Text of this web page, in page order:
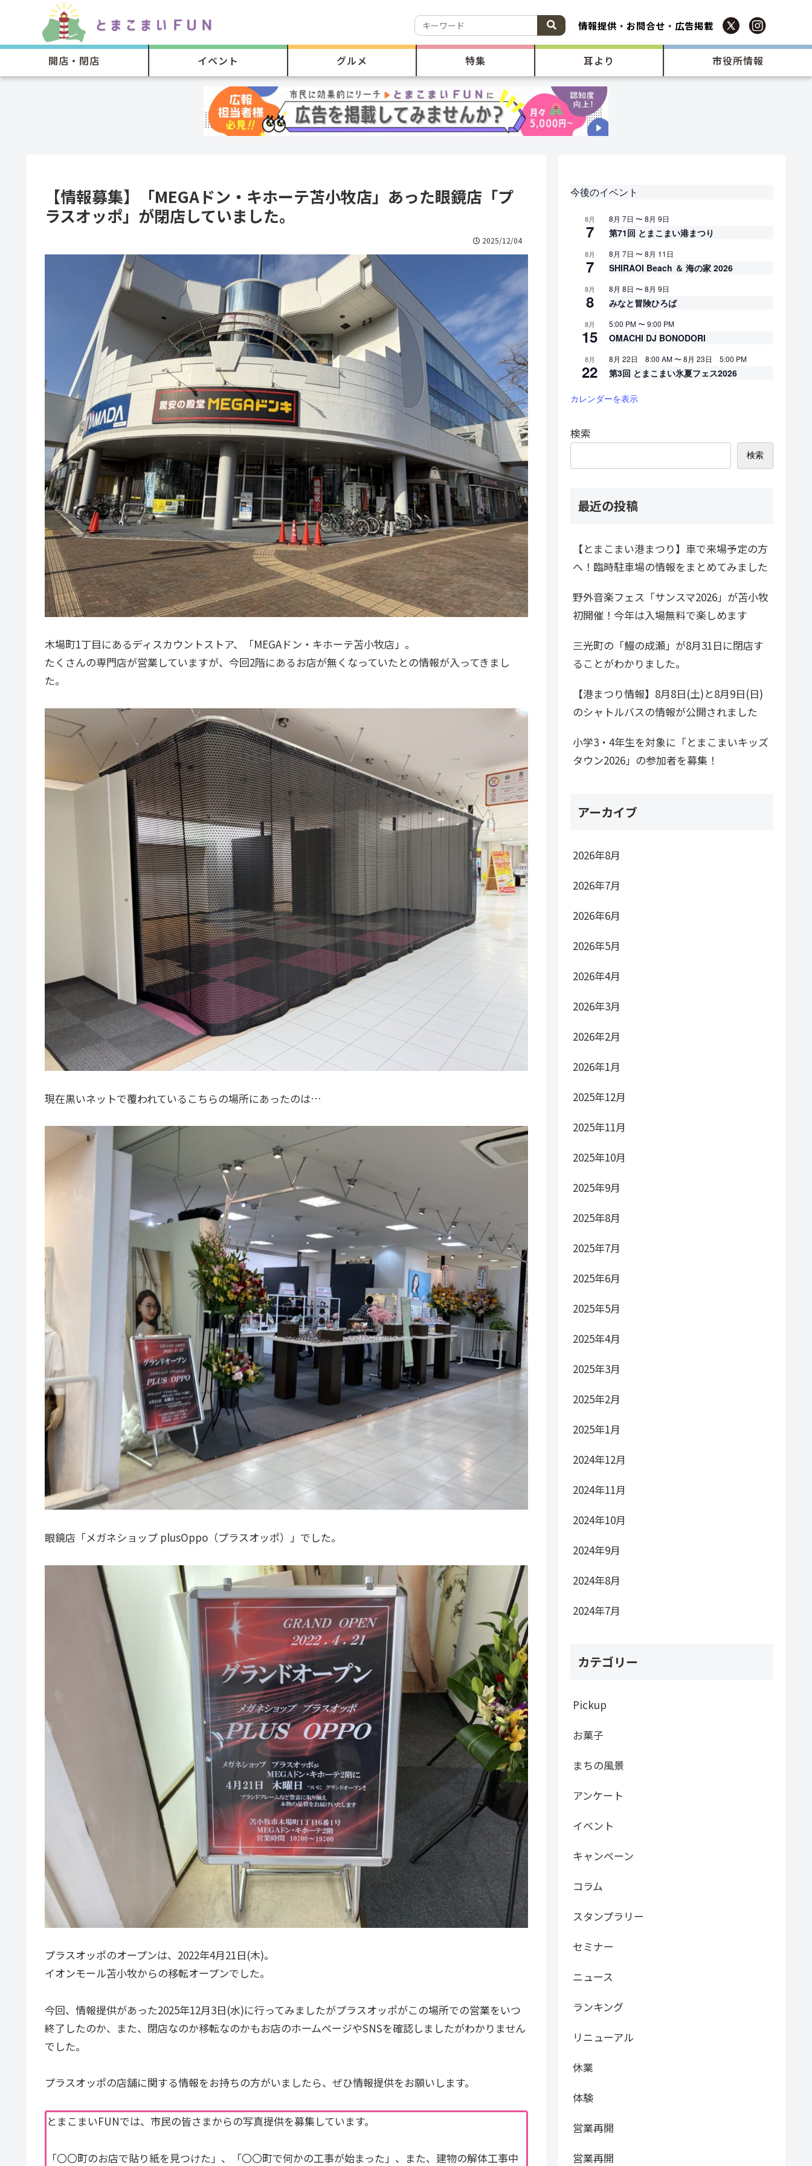
情報提供 ・ お問合せ ・ 広告掲載
開店・閉店 イベント グルメ 特集 耳より 市役所情報
【情報募集】「MEGAドン・キホーテ苫小牧店」あった眼鏡店「プ
ラスオッポ」が閉店していました。
2025/12/04
木場町1丁目にあるディスカウントストア、「MEGAドン・キホーテ苫小牧店」。
たくさんの専門店が営業していますが、今回2階にあるお店が無くなっていたとの情報が入ってきまし
た。
現在黒いネットで覆われているこちらの場所にあったのは…
眼鏡店「メガネショップ plusOppo（プラスオッポ）」でした。
プラスオッポのオープンは、2022年4月21日(木)。
イオンモール苫小牧からの移転オープンでした。
今回、情報提供があった2025年12月3日(水)に行ってみましたがプラスオッポがこの場所での営業をいつ
終了したのか、また、閉店なのか移転なのかもお店のホームページやSNSを確認しましたがわかりません
でした。
プラスオッポの店舗に関する情報をお持ちの方がいましたら、ぜひ情報提供をお願いします。
とまこまいFUNでは、市民の皆さまからの写真提供を募集しています。
「〇〇町のお店で貼り紙を見つけた」、「〇〇町で何かの工事が始まった」、また、建物の解体工事中
今後のイベント
8月
7
8月 7日 〜8月 9日
第71回 とまこまい港まつり
8月
7
8月 7日 〜8月 11日
SHIRAOI Beach ＆ 海の家 2026
8月
8
8月 8日 〜8月 9日
みなと冒険ひろば
8月
15
5:00 PM〜9:00 PM
OMACHI DJ BONODORI
8月
22
8月 22日 8:00 AM〜8月 23日 5:00 PM
第3回 とまこまい氷夏フェス2026
カレンダーを表示
検索
検索
最近の投稿
【とまこまい港まつり】車で来場予定の方
へ！臨時駐車場の情報をまとめてみました
野外音楽フェス「サンスマ2026」が苫小牧
初開催！今年は入場無料で楽しめます
三光町の「鰻の成瀬」が8月31日に閉店す
ることがわかりました。
【港まつり情報】8月8日(土)と8月9日(日)
のシャトルバスの情報が公開されました
小学3・4年生を対象に「とまこまいキッズ
タウン2026」の参加者を募集！
アーカイブ
2026年8月
2026年7月
2026年6月
2026年5月
2026年4月
2026年3月
2026年2月
2026年1月
2025年12月
2025年11月
2025年10月
2025年9月
2025年8月
2025年7月
2025年6月
2025年5月
2025年4月
2025年3月
2025年2月
2025年1月
2024年12月
2024年11月
2024年10月
2024年9月
2024年8月
2024年7月
カテゴリー
Pickup
お菓子
まちの風景
アンケート
イベント
キャンペーン
コラム
スタンプラリー
セミナー
ニュース
ランキング
リニューアル
休業
体験
営業再開
営業再開